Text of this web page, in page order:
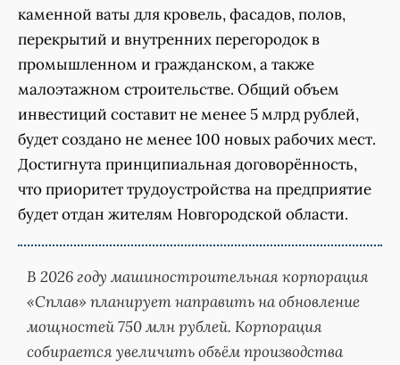
каменной ваты для кровель, фасадов, полов,
перекрытий и внутренних перегородок в
промышленном и гражданском, а также
малоэтажном строительстве. Общий объем
инвестиций составит не менее 5 млрд рублей,
будет создано не менее 100 новых рабочих мест.
Достигнута принципиальная договорённость,
что приоритет трудоустройства на предприятие
будет отдан жителям Новгородской области.
В 2026 году машиностроительная корпорация
«Сплав» планирует направить на обновление
мощностей 750 млн рублей. Корпорация
собирается увеличить объём производства